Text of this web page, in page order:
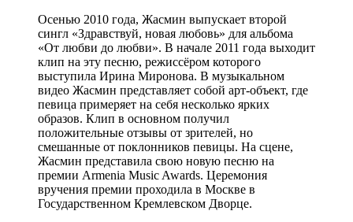
Осенью 2010 года, Жасмин выпускает второй
сингл «Здравствуй, новая любовь» для альбома
«От любви до любви». В начале 2011 года выходит
клип на эту песню, режиссёром которого
выступила Ирина Миронова. В музыкальном
видео Жасмин представляет собой арт-объект, где
певица примеряет на себя несколько ярких
образов. Клип в основном получил
положительные отзывы от зрителей, но
смешанные от поклонников певицы. На сцене,
Жасмин представила свою новую песню на
премии Armenia Music Awards. Церемония
вручения премии проходила в Москве в
Государственном Кремлевском Дворце.